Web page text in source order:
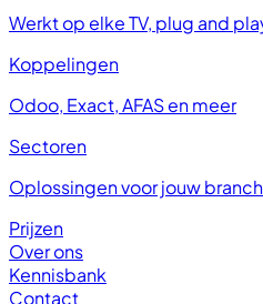
Werkt op elke TV, plug and
Koppelingen
Odoo, Exact, AFAS en meer
Sectoren
Oplossingen voor jouw
Prijzen
Over ons
Kennisbank
Contact